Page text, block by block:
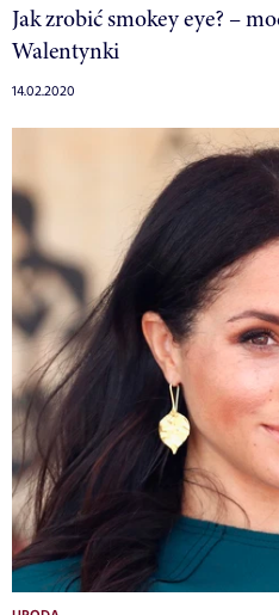
Jak zrobić smokey eye? –
Walentynki
14.02.2020